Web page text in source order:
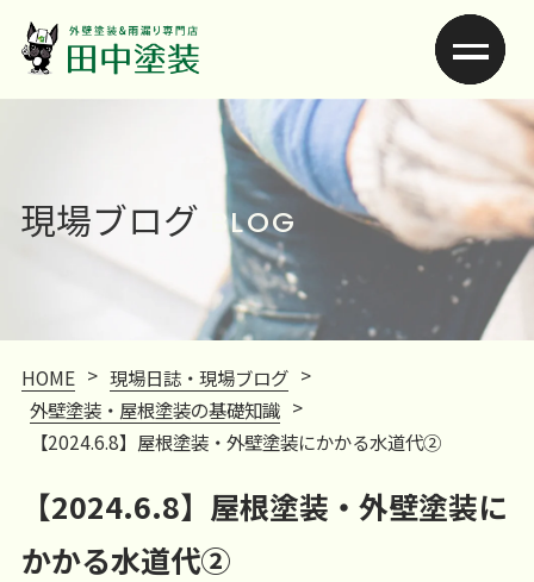
現場ブログ BLOG
HOME > 現場日誌・現場ブログ >
外壁塗装・屋根塗装の基礎知識 >
【2024.6.8】屋根塗装・外壁塗装にかかる水道代②
【2024.6.8】屋根塗装・外壁塗装に
かかる水道代②